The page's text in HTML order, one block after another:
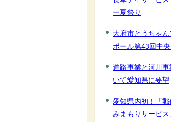
ー夏祭り
大府市とうちゃん
ボール第43回中
道路事業と河川事
いて愛知県に要望
愛知県内初！「
みまもりサービス